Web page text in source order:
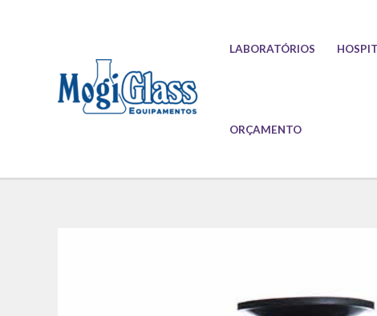
LABORATÓRIOS
ORÇAMENTO